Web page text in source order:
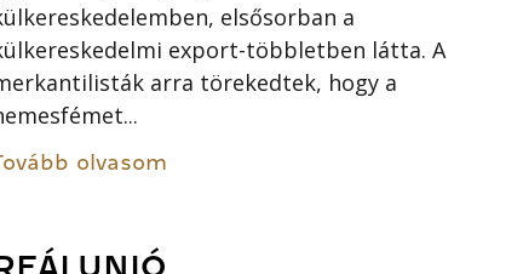
elsősorban a
export-többletben látta. A
arra törekedtek, hogy a
olvasom